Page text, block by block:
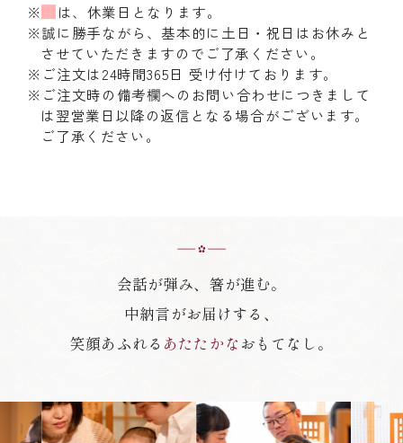
※
は、休業日となります。
※誠に勝手ながら、基本的に土日・祝日はお休みと
させていただきますのでご了承ください。
※ご注文は24時間365日 受け付けております。
※ご注文時の備考欄へのお問い合わせにつきまして
は翌営業日以降の返信となる場合がございます。
ご了承ください。
会話が弾み、箸が進む。
中納言がお届けする、
笑顔あふれる あたたかな おもてなし。